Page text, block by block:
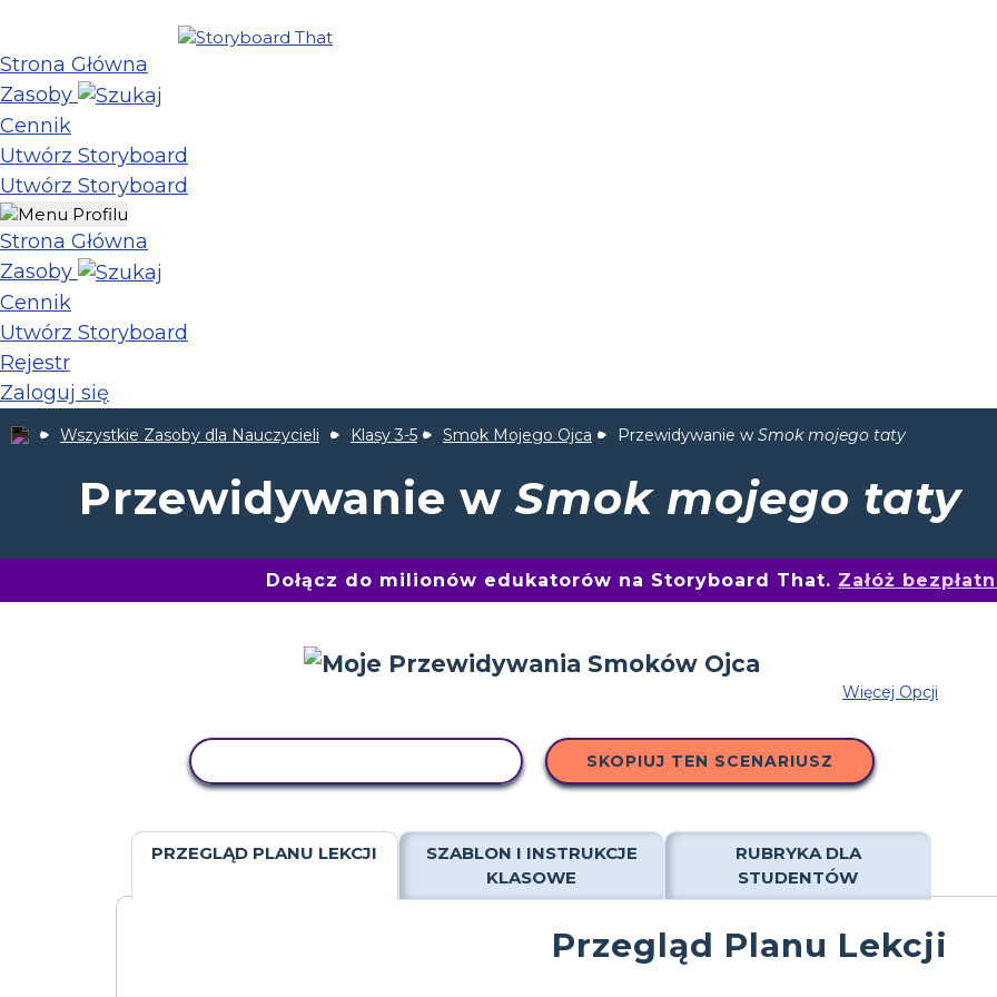
Strona Główna
Zasoby
Cennik
Utwórz Storyboard
Utwórz Storyboard
Strona Główna
Zasoby
Cennik
Utwórz Storyboard
Rejestr
Zaloguj się
Wszystkie Zasoby dla Nauczycieli Klasy 3-5 Smok Mojego Ojca Przewidywanie w Smok mojego taty
Przewidywanie wSmok mojego taty
Dołącz do milionów edukatorów na Storyboard That. Załóż
Więcej Opcji
SKOPIUJ TEN SCENARIUSZ
PRZEGLĄD PLANU LEKCJI
SZABLON I INSTRUKCJE
KLASOWE
RUBRYKA DLA
STUDENTÓW
Przegląd Planu Lekcji